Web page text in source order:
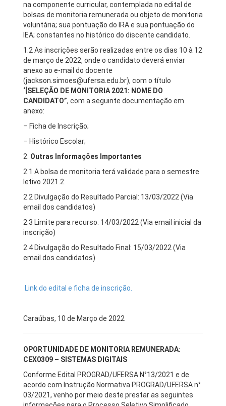
na componente curricular, contemplada no edital de
bolsas de monitoria remunerada ou objeto de monitoria
voluntária; sua pontuação do IRA e sua pontuação do
IEA; constantes no histórico do discente candidato.
1.2 As inscrições serão realizadas entre os dias 10 à 12
de março de 2022, onde o candidato deverá enviar
anexo ao e-mail do docente
(jackson.simoes@ufersa.edu.br), com o título
‘[SELEÇÃO DE MONITORIA 2021: NOME DO
CANDIDATO”, com a seguinte documentação em
anexo:
– Ficha de Inscrição;
– Histórico Escolar;
2. Outras Informações Importantes
2.1 A bolsa de monitoria terá validade para o semestre
letivo 2021.2.
2.2 Divulgação do Resultado Parcial: 13/03/2022 (Via
email dos candidatos)
2.3 Limite para recurso: 14/03/2022 (Via email inicial da
inscrição)
2.4 Divulgação do Resultado Final: 15/03/2022 (Via
email dos candidatos)
Link do edital e ficha de inscrição.
Caraúbas, 10 de Março de 2022
OPORTUNIDADE DE MONITORIA REMUNERADA:
CEX0309 – SISTEMAS DIGITAIS
Conforme Edital PROGRAD/UFERSA N°13/2021 e de
acordo com Instrução Normativa PROGRAD/UFERSA n°
03/2021, venho por meio deste prestar as seguintes